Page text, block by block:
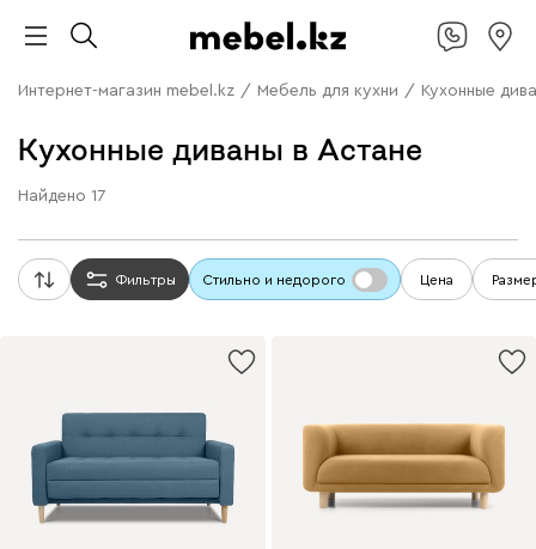
Интернет-магазин mebel.kz / Мебель для кухни / Кухонные
Кухонные диваны в Астане
Найдено 17
Фильтры Стильно и недорого Цена